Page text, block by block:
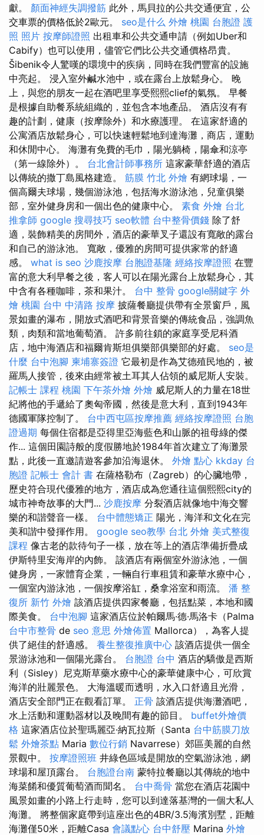
獻。 顏面神經失調撥筋 此外，馬貝拉的公共交通便宜，公
交車票的價格低於2歐元。 seo是什么 外燴 桃園 台胞證 護
照 照片 按摩師證照 出租車和公共交通申請（例如Uber和
Cabify）也可以使用，儘管它們比公共交通價格昂貴。
Šibenik令人驚嘆的環境中的疾病，同時在我們豐富的設施
中亮起。 浸入室外鹹水池中，或在露台上放鬆身心。 晚
上，與您的朋友一起在酒吧里享受熙熙clief的氣氛。 早餐
是根據自助餐系統組織的，並包含本地產品。 酒店沒有有
趣的計劃，健康（按摩除外）和水療護理。 在這家舒適的
公寓酒店放鬆身心，可以快速輕鬆地到達海灘，商店，運動
和休閒中心。 海灘有免費的毛巾，陽光躺椅，陽傘和涼亭
（第一線除外）。 台北會計師事務所 這家豪華舒適的酒店
以傳統的撒丁島風格建造。 筋膜 竹北 外燴 有網球場，一
個高爾夫球場，幾個游泳池，包括海水游泳池，兒童俱樂
部，室外健身房和一個出色的健康中心。 素食 外燴 台北
推拿師 google 搜尋技巧 seo軟體 台中整骨價錢 除了舒
適，裝飾精美的房間外，酒店的豪華叉子還設有寬敞的露台
和自己的游泳池。 寬敞，優雅的房間可提供家常的舒適
感。 what is seo 沙鹿按摩 台胞證基隆 經絡按摩證照 在豐
富的意大利早餐之後，客人可以在陽光露台上放鬆身心，其
中含有各種咖啡，茶和果汁。 台中 整骨 google關鍵字 外
燴 桃園 台中 中清路 按摩 披薩餐廳提供帶有全景窗戶，風
景如畫的瀑布，開放式酒吧和背景音樂的傳統食品，強調魚
類，肉類和當地葡萄酒。 許多前往鎖的家庭享受尼科酒
店，地中海酒店和福爾肯斯坦俱樂部俱樂部的好處。 seo是
什麼 台中泡腳 柬埔寨簽證 它最初是作為艾德殖民地的，被
羅馬人接管，後來由經常被土耳其人佔領的威尼斯人安裝。
記帳士 課程 桃園 下午茶外燴 外燴 威尼斯人的力量在18世
紀將他的手遞給了奧匈帝國，然後是意大利，直到1943年
德國軍隊控制了。 台中西屯區按摩推薦 經絡按摩證照 台胞
證過期 每個住宿都是亞得里亞海藍色和山脈的祖母綠的傑
作... 這個田園詩般的度假勝地於1984年首次建立了海灘景
點，此後一直邀請遊客參加沿海退休。 外燴 點心 kkday 台
胞證 記帳士 會計 書 在薩格勒布（Zagreb）的心臟地帶，
歷史符合現代優雅的地方，酒店成為您通往這個熙熙city的
城市神奇故事的大門... 沙鹿按摩 分裂酒店就像地中海交響
樂的和諧聲音一樣。 台中體態矯正 陽光，海洋和文化在完
美和諧中發揮作用。 google seo教學 台北 外燴 美式整復
課程 像古老的款待句子一樣，放在等上的酒店準備折疊成
伊斯特里安海岸的內飾。 該酒店有兩個室外游泳池，一個
健身房，一家體育企業，一輛自行車租賃和豪華水療中心，
一個室內游泳池，一個按摩浴缸，桑拿浴室和雨流。 潘 整
復所 新竹 外燴 該酒店提供四家餐廳，包括點菜，本地和國
際美食。 台中泡腳 這家酒店位於帕爾馬·德·馬洛卡（Palma
台中市整骨 de seo 意思 外燴佈置 Mallorca），為客人提
供了絕佳的舒適感。 養生整復推廣中心 該酒店提供一個全
景游泳池和一個陽光露台。 台胞證 台中 酒店的驕傲是西斯
利（Sisley）尼克斯草藥水療中心的豪華健康中心，可欣賞
海洋的壯麗景色。 大海溫暖而透明，水入口舒適且光滑，
酒店安全部門正在觀看訂單。 正骨 該酒店提供海灘酒吧，
水上活動和運動器材以及晚間有趣的節目。 buffet外燴價
格 這家酒店位於聖瑪麗亞·納瓦拉斯（Santa 台中筋膜刀放
鬆 外燴茶點 Maria 數位行銷 Navarrese）郊區美麗的自然
景觀中。 按摩證照班 井綠色區域是開放的空氣游泳池，網
球場和屋頂露台。 台胞證台南 蒙特拉餐廳以其傳統的地中
海菜餚和優質葡萄酒而聞名。 台中喬骨 當您在酒店花園中
風景如畫的小路上行走時，您可以到達落基灣的一個大私人
海灘。 將整個家庭帶到這座出色的4BR/3.5海濱別墅，距離
海灘僅50米，距離Casa 會議點心 台中舒壓 Marina 外燴